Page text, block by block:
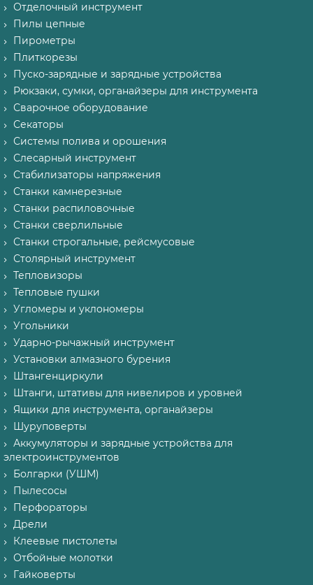
Отделочный инструмент
Пилы цепные
Пирометры
Плиткорезы
Пуско-зарядные и зарядные устройства
Рюкзаки, сумки, органайзеры для инструмента
Сварочное оборудование
Секаторы
Системы полива и орошения
Слесарный инструмент
Стабилизаторы напряжения
Станки камнерезные
Станки распиловочные
Станки сверлильные
Станки строгальные, рейсмусовые
Столярный инструмент
Тепловизоры
Тепловые пушки
Угломеры и уклономеры
Угольники
Ударно-рычажный инструмент
Установки алмазного бурения
Штангенциркули
Штанги, штативы для нивелиров и уровней
Ящики для инструмента, органайзеры
Шуруповерты
Аккумуляторы и зарядные устройства для
электроинструментов
Болгарки (УШМ)
Пылесосы
Перфораторы
Дрели
Клеевые пистолеты
Отбойные молотки
Гайковерты